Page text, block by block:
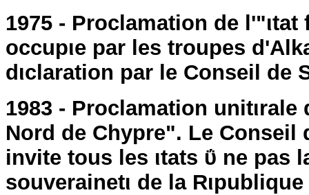
1975 - Proclamation de l'"ιtat
occupιe par les troupes
dιclaration par le Conseil de
1983 - Proclamation
Nord de Chypre". Le Conseil
invite tous les ιtats ΰ ne pas
souverainetι de la